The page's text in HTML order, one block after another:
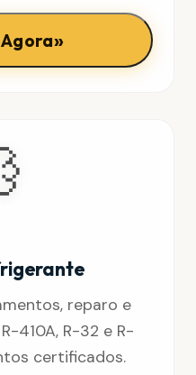
»
reparo e
410A, R-32 e R-
certificados.